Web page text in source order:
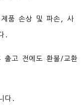
품 손상 및 파손, 사
.
출고 전에도 환불/교환
다.